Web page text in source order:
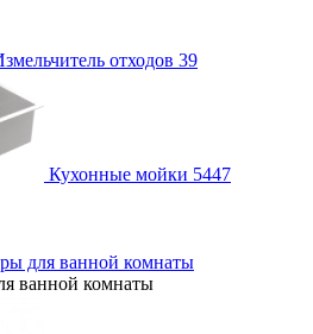
отходов 39
Кухонные мойки 5447
для ванной комнаты
ванной комнаты